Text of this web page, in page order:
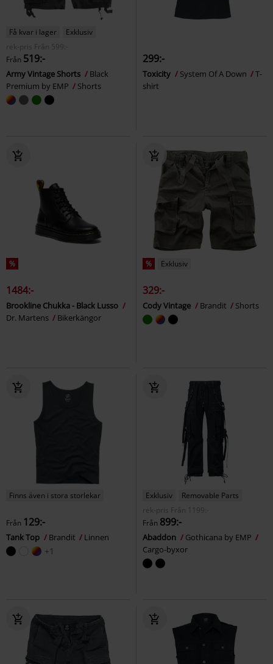
Få kvar i lager
Exklusiv
rek-pris
Från
599:-
Från 519:-
Army Vintage Shorts
Black
Premium by EMP
Shorts
299:-
Toxicity System Of A Down
T-
shirt
%
1484:-
Brookline Chukka - Black Lusso
Dr. Martens
Bikerkängor
% Exklusiv
329:-
Cody Vintage Brandit Shorts
Finns även i stora storlekar
Från 129:-
Tank Top Brandit Linnen
+1
Exklusiv
Removable Parts
rek-pris
Från
1199:-
Från 899:-
Abaddon
Gothicana by EMP
Cargo-byxor